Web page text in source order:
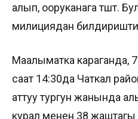
алып, ооруканага түштү.
милициядан
Маалыматка караганда,
саат 14:30да Чаткал
аттуу тургун жанында
курал менен 38